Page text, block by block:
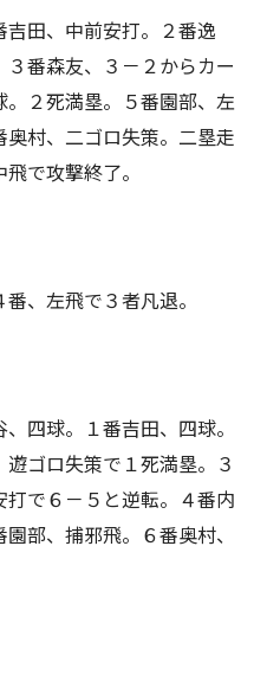
田、中前安打。２番逸
番森友、３－２からカー
２死満塁。５番園部、左
村、二ゴロ失策。二塁走
で攻撃終了。
、左飛で３者凡退。
四球。１番吉田、四球。
ゴロ失策で１死満塁。３
で６－５と逆転。４番内
部、捕邪飛。６番奥村、